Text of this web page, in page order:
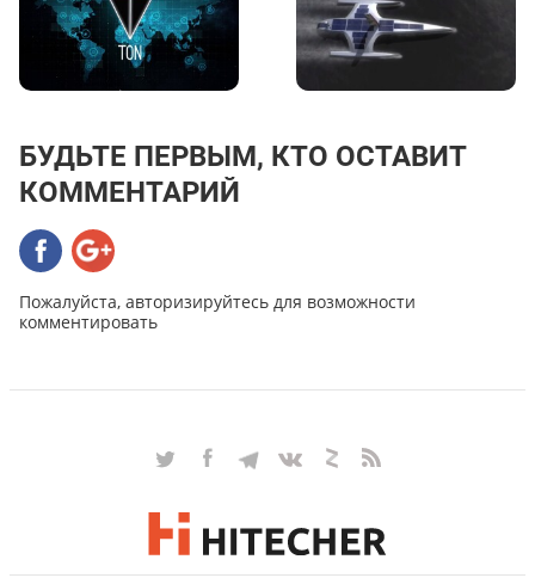
БУДЬТЕ ПЕРВЫМ, КТО ОСТАВИТ
КОММЕНТАРИЙ
Пожалуйста, авторизируйтесь для возможности
комментировать